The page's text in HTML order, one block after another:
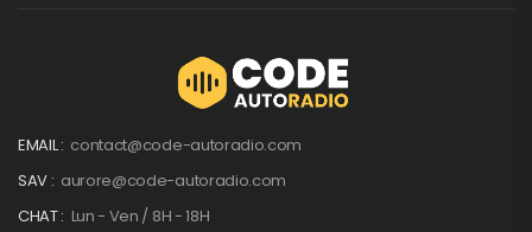
EMAIL : contact@code-autoradio.com
SAV : aurore@code-autoradio.com
CHAT : Lun - Ven / 8H - 18H